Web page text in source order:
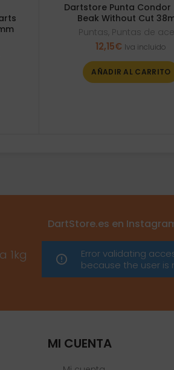
Dartstore Punta Condor
Beak Without Cut
Puntas, Puntas de
12,15€ Iva incluido
AÑADIR AL CARRITO
1kg
DartStore.es en
Error validating
because the user is
MI CUENTA